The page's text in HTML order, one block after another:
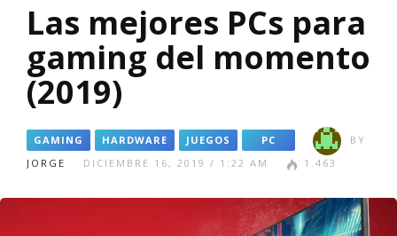
Las mejores PCs para
gaming del momento
(2019)
GAMING HARDWARE JUEGOS PC
BY
JORGE
DICIEMBRE 16, 2019 / 1:22 AM 1.463